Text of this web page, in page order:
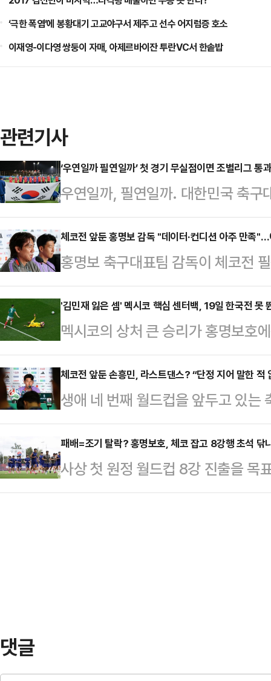
‘극한 폭염’에 봉황대기 고교야구서 제주고 선수 어지럼증 호소
이재영-이다영 쌍둥이 자매, 아제르바이잔 투란VC서 한솥밥
관련기사
‘우연일까 필연일까’ 첫 경기 무실점이면 조별리그 통
우연일까, 필연일까. 대한민국 축구
점=조별리그 통과’라는 공식을 등
끄는 대한민국 축구대표팀은 12일(
스타디움에서 체코와 2026 국제
조 1차전을 치른다.한국은 체코전
카공화국과 차례로 맞붙는다. 48개
통과를 위해서는 무엇보다 첫 경기
단 한 경기의 결과…
체코전 앞둔 홍명보 감독 "데이터·컨디션 아주 만족
홍명보 축구대표팀 감독이 체코전
감독이 이끄는 대한민국 축구 국가
코 과달라하라 스타디움에서 킥오
별리그 1차전에서 체코(피파랭킹
에서 48개국으로 늘어난 북중미월
위 중 성적이 좋은 8개 팀이 추가돼
를 하면 다른 조 3위와 붙고, 2위로
너…
'김민재 잃은 셈' 멕시코 핵심 센터백, 19일 한국전 못
멕시코의 상처 큰 승리가 홍명보호
독이 지휘하는 멕시코 축구대표팀
타디움에서 펼쳐진 ‘2026 FIFA 북
공화국(이하 남아공)을 2-0 완파했
조의 첫 번째 경기였다.8만여 관중
을 내질렀다. A조 1위가 유력하다
을 톡톡히 누리면서 탄탄한 전력을
이라면 A조 최약…
체코전 앞둔 손흥민, 라스트댄스? “단정 지어 말한 적
생애 네 번째 월드컵을 앞두고 있
와 조별리그 1차전을 앞두고 결의
스’에 대해서는 신중함을 드러내기
할리스코주의 대표 축구 경기장 과
축구연맹(FIFA) 북중미 월드컵 조
패배=조기 탈락? 홍명보호, 체코 잡고 8강행 초석 닦
사상 첫 원정 월드컵 8강 진출을
미월드컵'에서 체코 상대로 운명의
댓글